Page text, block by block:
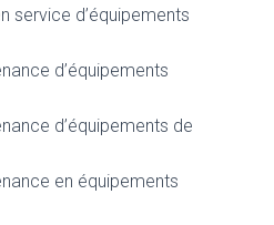
service d’équipements
d’équipements
d’équipements de
en équipements